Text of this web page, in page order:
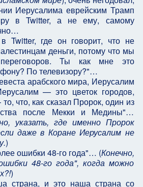
Иерусалима еврейским Трамп
в Twitter, а не ему, самому
Twitter, где он говорит, что не
деньги, потому что мы
Ты как мне это
По телевизору?"…
арабского мира, Иерусалим
— это цветок городов,
что, как сказал Пророк, один из
после Мекки и Медины"…
указать, где именно Пророк
даже в Коране Иерусалим не
)
ошибки 48-го года"… (Конечно,
48-го года", когда можно
)
страна, и это наша страна со